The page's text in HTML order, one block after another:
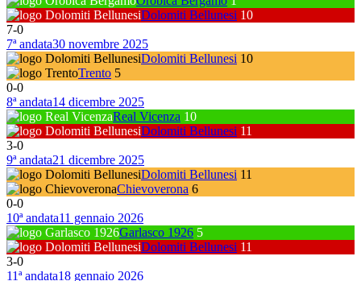
Dolomiti Bellunesi 10
7-0
7ª andata30 novembre 2025
Dolomiti Bellunesi 10
Trento 5
0-0
8ª andata14 dicembre 2025
Real Vicenza 10
Dolomiti Bellunesi 11
3-0
9ª andata21 dicembre 2025
Dolomiti Bellunesi 11
Chievoverona 6
0-0
10ª andata11 gennaio 2026
Garlasco 1926 5
Dolomiti Bellunesi 11
3-0
11ª andata18 gennaio 2026